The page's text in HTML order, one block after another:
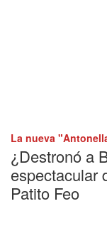
La nueva
¿Destronó a
espectacular
Patito Feo